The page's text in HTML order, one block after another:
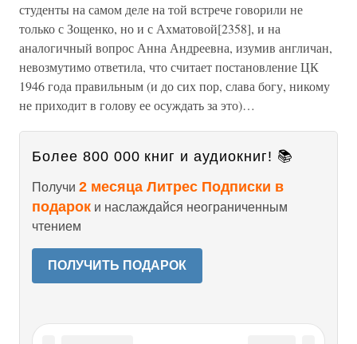
студенты на самом деле на той встрече говорили не
только с Зощенко, но и с Ахматовой[2358], и на
аналогичный вопрос Анна Андреевна, изумив англичан,
невозмутимо ответила, что считает постановление ЦК
1946 года правильным (и до сих пор, слава богу, никому
не приходит в голову ее осуждать за это)…
Более 800 000 книг и аудиокниг! 📚
Получи 2 месяца Литрес Подписки в
подарок и наслаждайся неограниченным
чтением
ПОЛУЧИТЬ ПОДАРОК